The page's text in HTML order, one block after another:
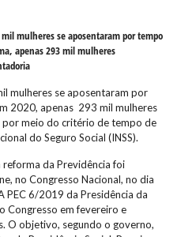
mulheres se aposentaram por tempo
apenas 293 mil mulheres
mulheres se aposentaram por
2020, apenas 293 mil mulheres
meio do critério de tempo de
do Seguro Social (INSS).
da Previdência foi
no Congresso Nacional, no dia
6/2019 da Presidência da
Congresso em fevereiro e
O objetivo, segundo o governo,